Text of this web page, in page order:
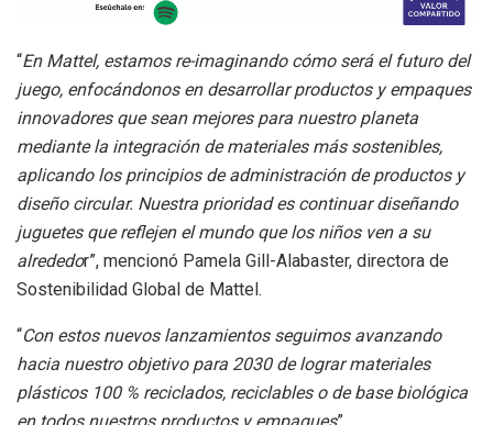
“En Mattel, estamos re-imaginando cómo será el futuro del
juego, enfocándonos en desarrollar productos y empaques
innovadores que sean mejores para nuestro planeta
mediante la integración de materiales más sostenibles,
aplicando los principios de administración de productos y
diseño circular. Nuestra prioridad es continuar diseñando
juguetes que reflejen el mundo que los niños ven a su
alrededor”, mencionó Pamela Gill-Alabaster, directora de
Sostenibilidad Global de Mattel.
“Con estos nuevos lanzamientos seguimos avanzando
hacia nuestro objetivo para 2030 de lograr materiales
plásticos 100 % reciclados, reciclables o de base biológica